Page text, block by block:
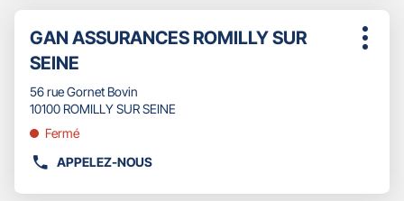
DE
TÉLÉPHONE
DU
POINT
DE
VENTE
GAN
ASSURANCES
TROYES
SAINT
PARRES
sur
touche
ENTRÉE
pour
plus
amples
informations
Point
de
vente
:
GAN ASSURANCES ROMILLY SUR
SEINE
56 rue Gornet Bovin
10100 ROMILLY SUR SEINE
Fermé
APPELEZ-NOUS
AFFICHER
Plus